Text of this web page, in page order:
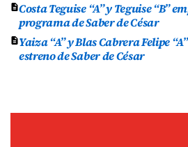
Costa Teguise “A” y Teguise “B”
programa de Saber de César
Yaiza “A” y Blas Cabrera Felipe
estreno de Saber de César